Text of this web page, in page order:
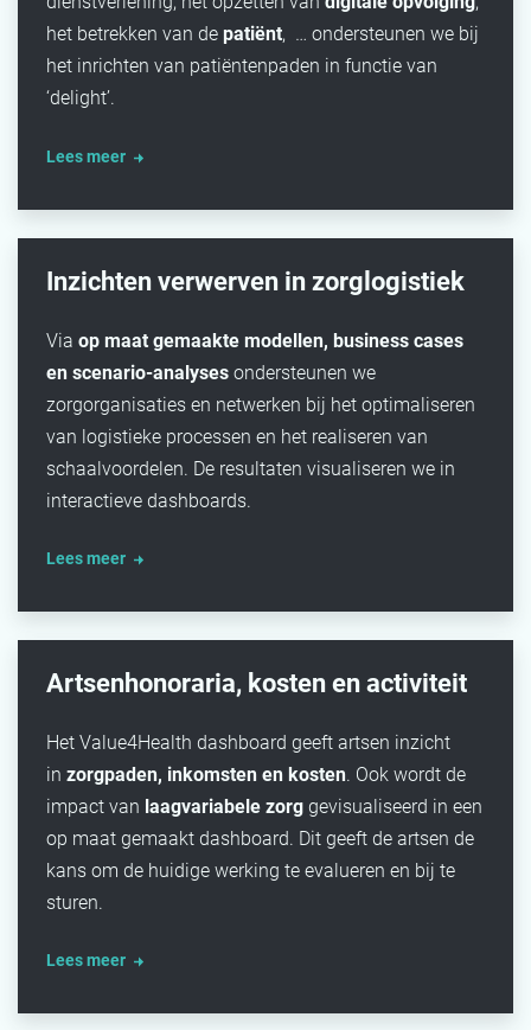
het betrekken van de patiënt, … ondersteunen we bij
het inrichten van patiëntenpaden in functie van
‘delight’.
Lees meer
Inzichten verwerven in zorglogistiek
Via op maat gemaakte modellen, business cases
en scenario-analyses ondersteunen we
zorgorganisaties en netwerken bij het optimaliseren
van logistieke processen en het realiseren van
schaalvoordelen. De resultaten visualiseren we in
interactieve dashboards.
Lees meer
Artsenhonoraria, kosten en activiteit
Het Value4Health dashboard geeft artsen inzicht
in zorgpaden, inkomsten en kosten. Ook wordt de
impact van laagvariabele zorg gevisualiseerd in een
op maat gemaakt dashboard. Dit geeft de artsen de
kans om de huidige werking te evalueren en bij te
sturen.
Lees meer